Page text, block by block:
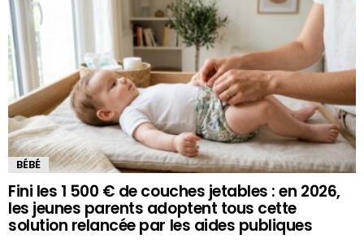
BÉBÉ
Fini les 1 500 € de couches jetables : en 2026,
les jeunes parents adoptent tous cette
solution relancée par les aides publiques